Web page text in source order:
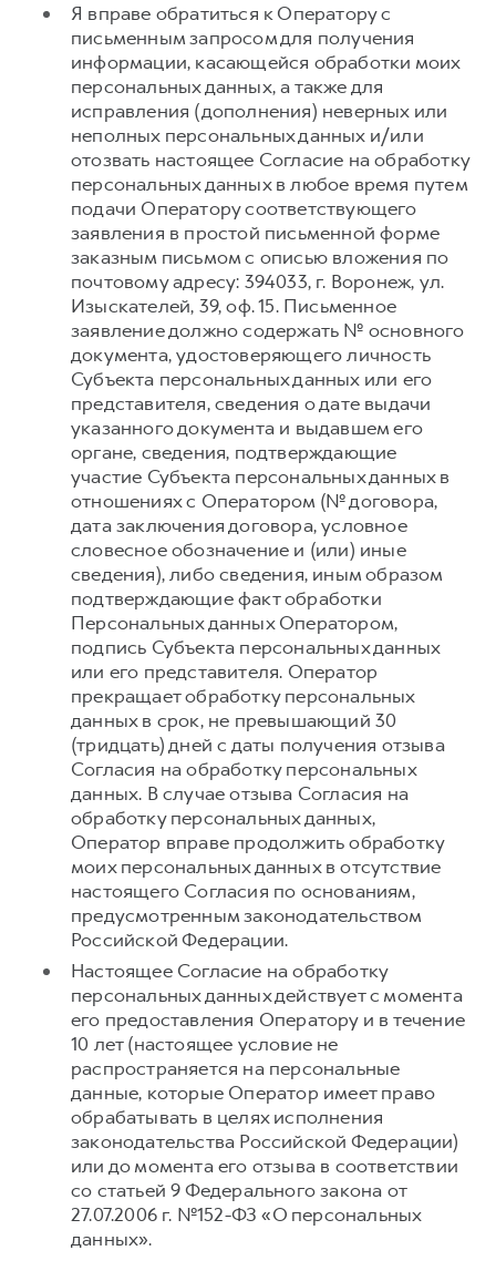
Я вправе обратиться к Оператору с
письменным запросом для получения
информации, касающейся обработки моих
персональных данных, а также для
исправления (дополнения) неверных или
неполных персональных данных и/или
отозвать настоящее Согласие на обработку
персональных данных в любое время путем
подачи Оператору соответствующего
заявления в простой письменной форме
заказным письмом с описью вложения по
почтовому адресу: 394033, г. Воронеж, ул.
Изыскателей, 39, оф. 15. Письменное
заявление должно содержать № основного
документа, удостоверяющего личность
Субъекта персональных данных или его
представителя, сведения о дате выдачи
указанного документа и выдавшем его
органе, сведения, подтверждающие
участие Субъекта персональных данных в
отношениях с Оператором (№ договора,
дата заключения договора, условное
словесное обозначение и (или) иные
сведения), либо сведения, иным образом
подтверждающие факт обработки
Персональных данных Оператором,
подпись Субъекта персональных данных
или его представителя. Оператор
прекращает обработку персональных
данных в срок, не превышающий 30
(тридцать) дней с даты получения отзыва
Согласия на обработку персональных
данных. В случае отзыва Согласия на
обработку персональных данных,
Оператор вправе продолжить обработку
моих персональных данных в отсутствие
настоящего Согласия по основаниям,
предусмотренным законодательством
Российской Федерации.
Настоящее Согласие на обработку
персональных данных действует с момента
его предоставления Оператору и в течение
10 лет (настоящее условие не
распространяется на персональные
данные, которые Оператор имеет право
обрабатывать в целях исполнения
законодательства Российской Федерации)
или до момента его отзыва в соответствии
со статьей 9 Федерального закона от
27.07.2006 г. №152-ФЗ «О персональных
данных».